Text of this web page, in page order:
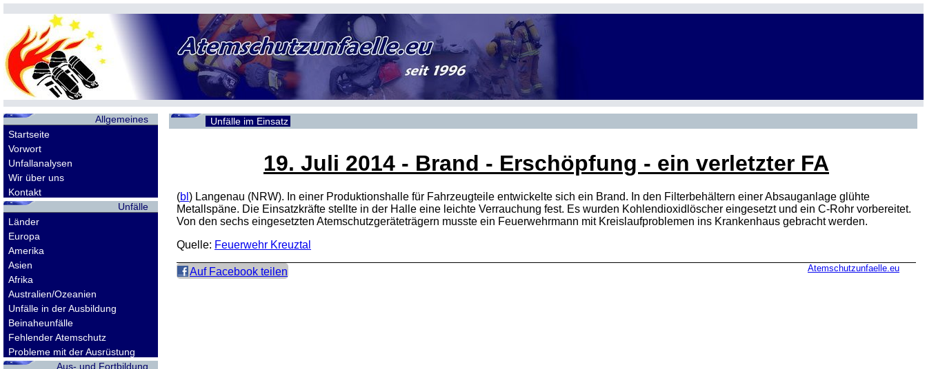
Allgemeines
Startseite
Vorwort
Unfallanalysen
Wir über uns
Kontakt
Unfälle
Länder
Europa
Amerika
Asien
Afrika
Australien/Ozeanien
Unfälle in der Ausbildung
Beinaheunfälle
Fehlender Atemschutz
Probleme mit der Ausrüstung
Aus- und Fortbildung
Unfälle im Einsatz
19. Juli 2014 - Brand - Erschöpfung - ein verletzter FA
(bl ) Langenau (NRW). In einer Produktionshalle für Fahrzeugteile entwickelte sich ein Brand. In den Filterbehältern einer Absauganlage glühte
Metallspäne. Die Einsatzkräfte stellte in der Halle eine leichte Verrauchung fest. Es wurden Kohlendioxidlöscher eingesetzt und ein C-Rohr vorbereitet.
Von den sechs eingesetzten Atemschutzgeräteträgern musste ein Feuerwehrmann mit Kreislaufproblemen ins Krankenhaus gebracht werden.
Quelle: Feuerwehr Kreuztal
Auf Facebook teilen Atemschutzunfaelle.eu